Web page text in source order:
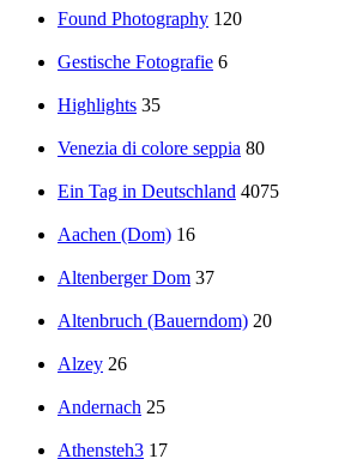
Found Photography 120
Gestische Fotografie 6
Highlights 35
Venezia di colore seppia 80
Ein Tag in Deutschland 4075
Aachen (Dom) 16
Altenberger Dom 37
Altenbruch (Bauerndom) 20
Alzey 26
Andernach 25
Athensteh3 17